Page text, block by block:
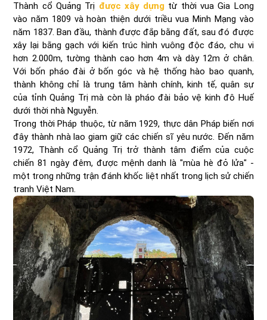
Thành cổ Quảng Trị được xây dựng từ thời vua Gia Long
vào năm 1809 và hoàn thiện dưới triều vua Minh Mạng vào
năm 1837. Ban đầu, thành được đắp bằng đất, sau đó được
xây lại bằng gạch với kiến trúc hình vuông độc đáo, chu vi
hơn 2.000m, tường thành cao hơn 4m và dày 12m ở chân.
Với bốn pháo đài ở bốn góc và hệ thống hào bao quanh,
thành không chỉ là trung tâm hành chính, kinh tế, quân sự
của tỉnh Quảng Trị mà còn là pháo đài bảo vệ kinh đô Huế
dưới thời nhà Nguyễn.
Trong thời Pháp thuộc, từ năm 1929, thực dân Pháp biến nơi
đây thành nhà lao giam giữ các chiến sĩ yêu nước. Đến năm
1972, Thành cổ Quảng Trị trở thành tâm điểm của cuộc
chiến 81 ngày đêm, được mệnh danh là "mùa hè đỏ lửa" -
một trong những trận đánh khốc liệt nhất trong lịch sử chiến
tranh Việt Nam.